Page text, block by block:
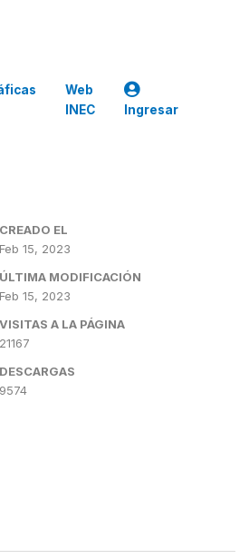
Web
INEC
Ingresar
CREADO EL
Feb 15, 2023
ÚLTIMA MODIFICACIÓN
Feb 15, 2023
VISITAS A LA PÁGINA
21167
DESCARGAS
9574